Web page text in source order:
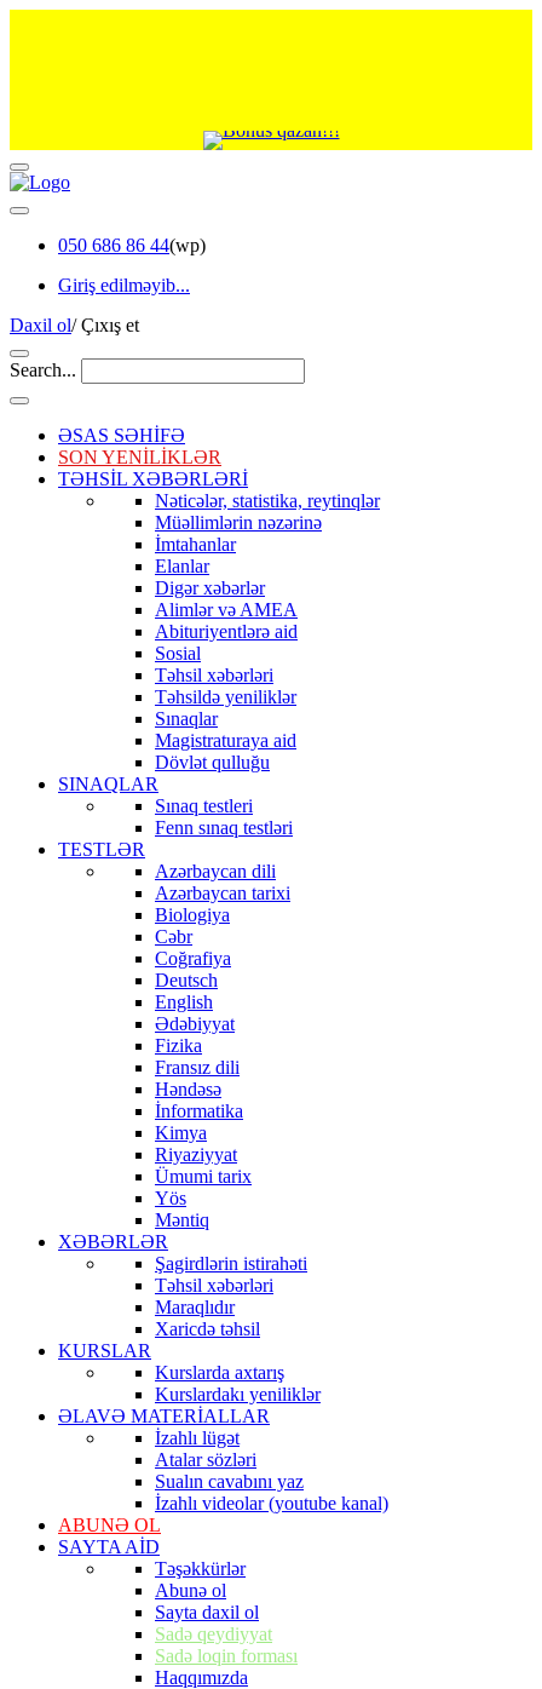
050 686 86 44(wp)
Giriş edilməyib...
Daxil ol/Çıxış et
Search...
ƏSAS SƏHİFƏ
SON YENİLİKLƏR
TƏHSİL XƏBƏRLƏRİ
Nəticələr, statistika, reytinqlər
Müəllimlərin nəzərinə
İmtahanlar
Elanlar
Digər xəbərlər
Alimlər və AMEA
Abituriyentlərə aid
Sosial
Təhsil xəbərləri
Təhsildə yeniliklər
Sınaqlar
Magistraturaya aid
Dövlət qulluğu
SINAQLAR
Sınaq testleri
Fenn sınaq testləri
TESTLƏR
Azərbaycan dili
Azərbaycan tarixi
Biologiya
Cəbr
Coğrafiya
Deutsch
English
Ədəbiyyat
Fizika
Fransız dili
Həndəsə
İnformatika
Kimya
Riyaziyyat
Ümumi tarix
Yös
Məntiq
XƏBƏRLƏR
Şagirdlərin istirahəti
Təhsil xəbərləri
Maraqlıdır
Xaricdə təhsil
KURSLAR
Kurslarda axtarış
Kurslardakı yeniliklər
ƏLAVƏ MATERİALLAR
İzahlı lügət
Atalar sözləri
Sualın cavabını yaz
İzahlı videolar (youtube kanal)
ABUNƏ OL
SAYTA AİD
Təşəkkürlər
Abunə ol
Sayta daxil ol
Sadə qeydiyyat
Sadə loqin forması
Haqqımızda